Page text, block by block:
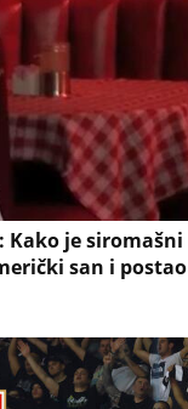
Kako je siromašni
san i postao